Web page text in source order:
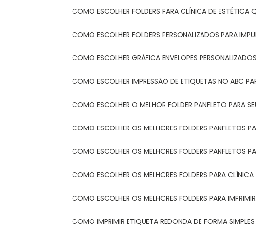
COMO ESCOLHER FOLDERS PARA CLÍNICA DE ESTÉTICA
COMO ESCOLHER FOLDERS PERSONALIZADOS PARA
COMO ESCOLHER GRÁFICA ENVELOPES
COMO ESCOLHER IMPRESSÃO DE ETIQUETAS NO ABC
COMO ESCOLHER O MELHOR FOLDER PANFLETO PARA
COMO ESCOLHER OS MELHORES FOLDERS PANFLETOS
COMO ESCOLHER OS MELHORES FOLDERS PANFLETOS
COMO ESCOLHER OS MELHORES FOLDERS PARA
COMO ESCOLHER OS MELHORES FOLDERS PARA
COMO IMPRIMIR ETIQUETA REDONDA DE FORMA